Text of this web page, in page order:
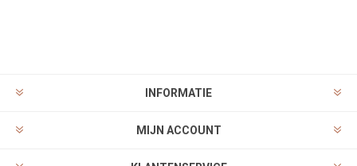
INFORMATIE
MIJN ACCOUNT